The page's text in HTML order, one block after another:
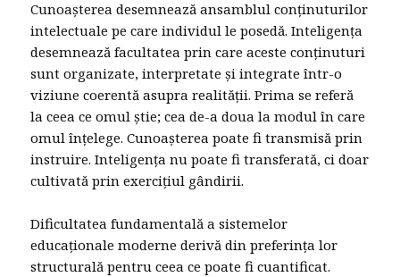
Cunoașterea desemnează ansamblul conținuturilor
intelectuale pe care individul le posedă. Inteligența
desemnează facultatea prin care aceste conținuturi
sunt organizate, interpretate și integrate într-o
viziune coerentă asupra realității. Prima se referă
la ceea ce omul știe; cea de-a doua la modul în care
omul înțelege. Cunoașterea poate fi transmisă prin
instruire. Inteligența nu poate fi transferată, ci doar
cultivată prin exercițiul gândirii.
Dificultatea fundamentală a sistemelor
educaționale moderne derivă din preferința lor
structurală pentru ceea ce poate fi cuantificat.